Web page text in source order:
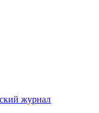
журнал